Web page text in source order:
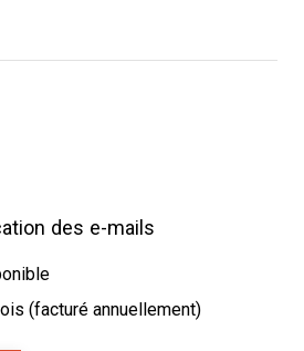
des e-mails
(facturé annuellement)